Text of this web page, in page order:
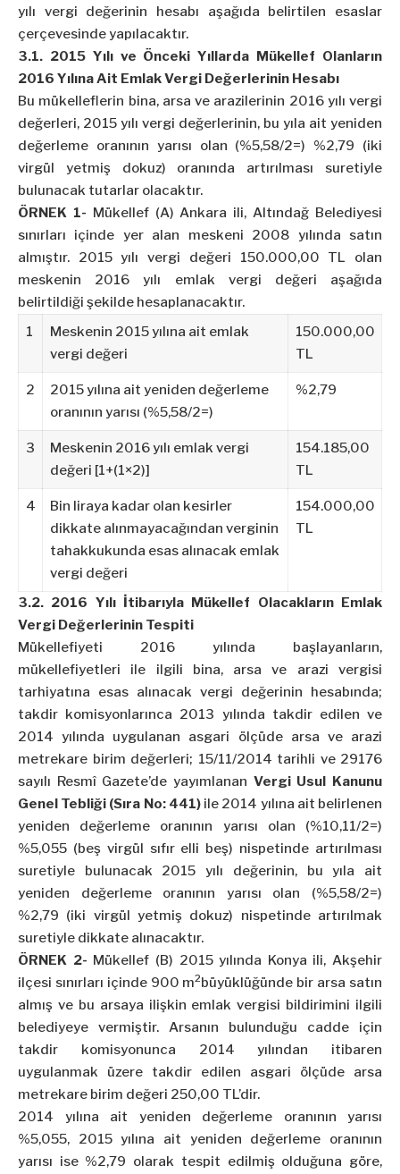
yılı vergi değerinin hesabı aşağıda belirtilen esaslar
çerçevesinde yapılacaktır.
3.1. 2015 Yılı ve Önceki Yıllarda Mükellef Olanların
2016 Yılına Ait Emlak Vergi Değerlerinin Hesabı
Bu mükelleflerin bina, arsa ve arazilerinin 2016 yılı vergi
değerleri, 2015 yılı vergi değerlerinin, bu yıla ait yeniden
değerleme oranının yarısı olan (%5,58/2=) %2,79 (iki
virgül yetmiş dokuz) oranında artırılması suretiyle
bulunacak tutarlar olacaktır.
ÖRNEK 1- Mükellef (A) Ankara ili, Altındağ Belediyesi
sınırları içinde yer alan meskeni 2008 yılında satın
almıştır. 2015 yılı vergi değeri 150.000,00 TL olan
meskenin 2016 yılı emlak vergi değeri aşağıda
belirtildiği şekilde hesaplanacaktır.
1
Meskenin 2015 yılına ait emlak
vergi değeri
150.000,00
TL
2
2015 yılına ait yeniden değerleme
oranının yarısı (%5,58/2=)
%2,79
3
Meskenin 2016 yılı emlak vergi
değeri [1+(1×2)]
154.185,00
TL
4
Bin liraya kadar olan kesirler
dikkate alınmayacağından verginin
tahakkukunda esas alınacak emlak
vergi değeri
154.000,00
TL
3.2. 2016 Yılı İtibarıyla Mükellef Olacakların Emlak
Vergi Değerlerinin Tespiti
Mükellefiyeti 2016 yılında başlayanların,
mükellefiyetleri ile ilgili bina, arsa ve arazi vergisi
tarhiyatına esas alınacak vergi değerinin hesabında;
takdir komisyonlarınca 2013 yılında takdir edilen ve
2014 yılında uygulanan asgari ölçüde arsa ve arazi
metrekare birim değerleri; 15/11/2014 tarihli ve 29176
sayılı Resmî Gazete’de yayımlanan Vergi Usul Kanunu
Genel Tebliği (Sıra No: 441)ile 2014 yılına ait belirlenen
yeniden değerleme oranının yarısı olan (%10,11/2=)
%5,055 (beş virgül sıfır elli beş) nispetinde artırılması
suretiyle bulunacak 2015 yılı değerinin, bu yıla ait
yeniden değerleme oranının yarısı olan (%5,58/2=)
%2,79 (iki virgül yetmiş dokuz) nispetinde artırılmak
suretiyle dikkate alınacaktır.
ÖRNEK 2- Mükellef (B) 2015 yılında Konya ili, Akşehir
ilçesi sınırları içinde 900 m2büyüklüğünde bir arsa satın
almış ve bu arsaya ilişkin emlak vergisi bildirimini ilgili
belediyeye vermiştir. Arsanın bulunduğu cadde için
takdir komisyonunca 2014 yılından itibaren
uygulanmak üzere takdir edilen asgari ölçüde arsa
metrekare birim değeri 250,00 TL’dir.
2014 yılına ait yeniden değerleme oranının yarısı
%5,055, 2015 yılına ait yeniden değerleme oranının
yarısı ise %2,79 olarak tespit edilmiş olduğuna göre,